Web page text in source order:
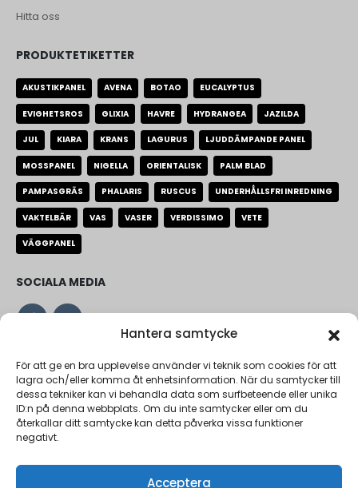
Hantera samtycke
För att ge en bra upplevelse använder vi teknik som cookies för att
lagra och/eller komma åt enhetsinformation. När du samtycker till
dessa tekniker kan vi behandla data som surfbeteende eller unika
ID:n på denna webbplats. Om du inte samtycker eller om du
återkallar ditt samtycke kan detta påverka vissa funktioner
negativt.
Acceptera
Hitta oss
PRODUKTETIKETTER
AKUSTIKPANEL AVENA BOTAO EUCALYPTUS
EVIGHETSROS GLIXIA HAVRE HYDRANGEA JAZILDA
JUL KIARA KRANS LAGURUS LJUDDÄMPANDE PANEL
MOSSPANEL NIGELLA ORIENTALISK PALM BLAD
PAMPASGRÄS PHALARIS RUSCUS UNDERHÅLLSFRI INREDNING
VAKTELBÄR VAS VASER VERDISSIMO VETE
VÄGGPANEL
SOCIALA MEDIA
VARFÖR FLORA GROSSIST
Vi på Flora grossist fokuserar på priser, kvalité och stora
personligheter. Vi är största urvalet i Sverige med endast
Torkade blommor och stabiliserade blommor.